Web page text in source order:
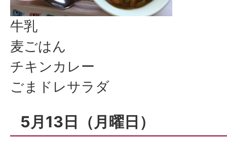
牛乳
麦ごはん
チキンカレー
ごまドレサラダ
5月13日（月曜日）